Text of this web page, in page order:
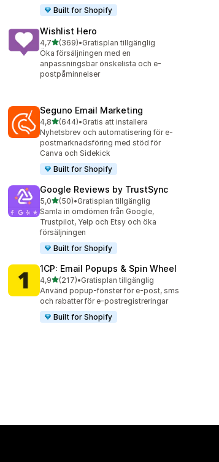
Built for Shopify
Wishlist Hero
4,7av 5 stjärnor
(369)
369 recensioner totalt
•Gratisplan tillgänglig
Öka försäljningen med en
anpassningsbar önskelista och e-
postpåminnelser
Seguno Email Marketing
4,8av 5 stjärnor
(644)
644 recensioner totalt
•Gratis att installera
Nyhetsbrev och automatisering för e-
postmarknadsföring med stöd för
Canva och Sidekick
Built for Shopify
Google Reviews by TrustSync
5,0av 5 stjärnor
(50)
50 recensioner totalt
•Gratisplan tillgänglig
Samla in omdömen från Google,
Trustpilot, Yelp och Etsy och öka
försäljningen
Built for Shopify
1CP: Email Popups & Spin Wheel
4,9av 5 stjärnor
(217)
217 recensioner totalt
•Gratisplan tillgänglig
Använd popup-fönster för e-post, sms
och rabatter för e-postregistreringar
Built for Shopify